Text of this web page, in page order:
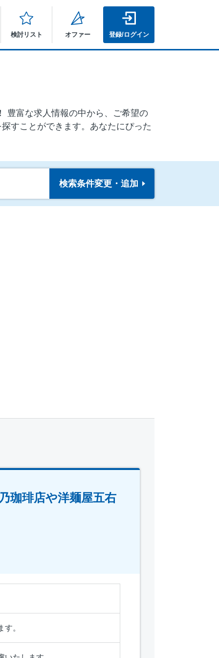
検討リスト オファー 登録/ログイン
豊富な求人情報の中から、ご希望の
すことができます。あなたにぴった
検索条件変更・追加
珈琲店や洋麺屋五右
。